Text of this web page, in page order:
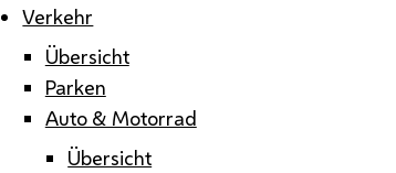
Verkehr
Übersicht
Parken
Auto & Motorrad
Übersicht